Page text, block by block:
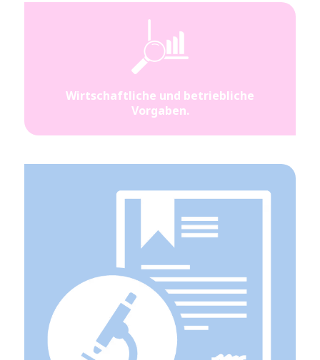
Wirtschaftliche und betriebliche
Vorgaben.